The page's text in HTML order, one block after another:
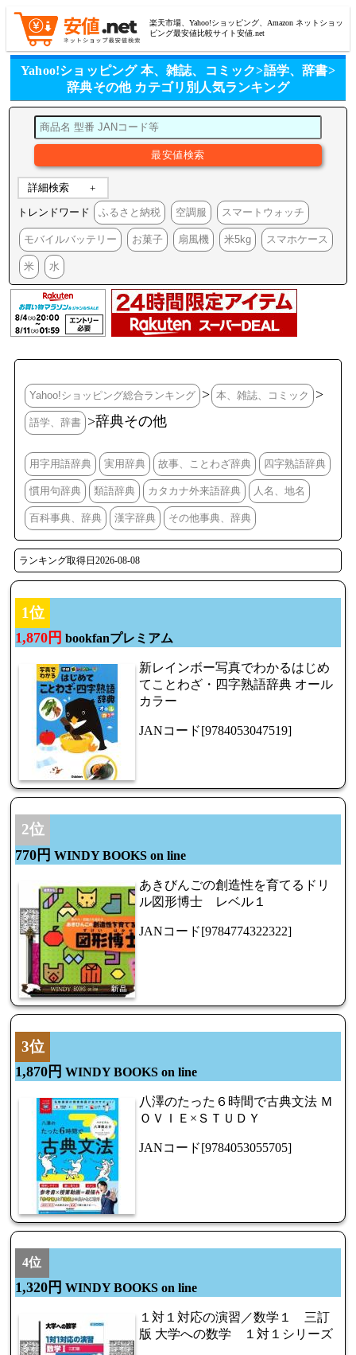
楽天市場、Yahoo!ショッピング、Amazon ネットショッ
ピング最安値比較サイト安値.net
Yahoo!ショッピング 本、雑誌、コミック>語学、辞書>
辞典その他 カテゴリ別人気ランキング
詳細検索
トレンドワード ふるさと納税 空調服 スマートウォッチ
モバイルバッテリー お菓子 扇風機 米5kg スマホケース
米 水
Yahoo!ショッピング総合ランキング > 本、雑誌、コミック >
語学、辞書 >辞典その他
用字用語辞典 実用辞典 故事、ことわざ辞典 四字熟語辞典
慣用句辞典 類語辞典 カタカナ外来語辞典 人名、地名
百科事典、辞典 漢字辞典 その他事典、辞典
ランキング取得日2026-08-08
1位
1,870円 bookfanプレミアム
新レインボー写真でわかるはじめ
てことわざ・四字熟語辞典 オール
カラー
JANコード[9784053047519]
2位
770円 WINDY BOOKS on line
あきびんごの創造性を育てるドリ
ル図形博士 レベル１
JANコード[9784774322322]
3位
1,870円 WINDY BOOKS on line
八澤のたった６時間で古典文法 Ｍ
ＯＶＩＥ×ＳＴＵＤＹ
JANコード[9784053055705]
4位
1,320円 WINDY BOOKS on line
１対１対応の演習／数学１ 三訂
版 大学への数学 １対１シリーズ